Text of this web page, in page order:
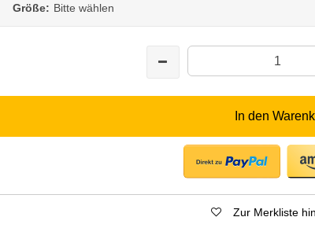
Größe: Bitte wählen
In den
Zur Merkliste